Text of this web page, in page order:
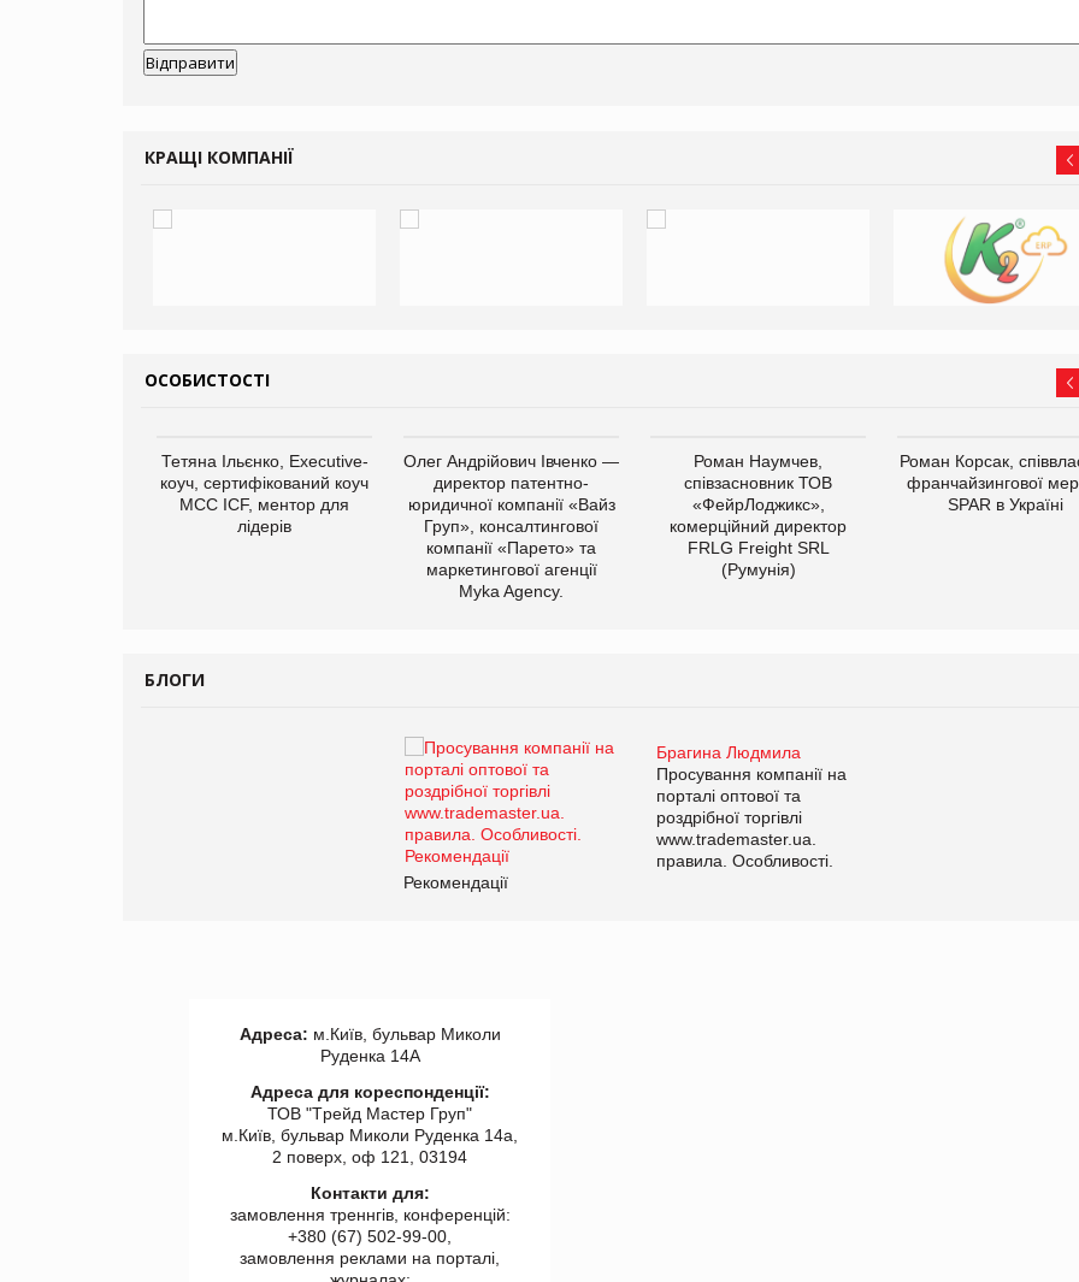
КРАЩІ КОМПАНІЇ
ОСОБИСТОСТІ
Тетяна Ільєнко, Executive-
коуч, сертифікований коуч
МСС ICF, ментор для
лідерів
Олег Андрійович Івченко —
директор патентно-
юридичної компанії «Вайз
Груп», консалтингової
компанії «Парето» та
маркетингової агенції
Myka Agency.
Роман Наумчев,
співзасновник ТОВ
«ФейрЛоджикс»,
комерційний директор
FRLG Freight SRL
(Румунія)
Роман Корсак,
франчайзингової
SPAR в Україні
БЛОГИ
Брагина Людмила
Просування компанії на
порталі оптової та
роздрібної торгівлі
www.trademaster.ua.
правила. Особливості.
Рекомендації
Адреса: м.Київ, бульвар Миколи
Руденка 14А
Адреса для кореспонденції:
ТОВ "Tрейд Мастер Груп"
м.Київ, бульвар Миколи Руденка 14а,
2 поверх, оф 121, 03194
Контакти для:
замовлення треннгів, конференцій:
+380 (67) 502-99-00,
замовлення реклами на порталі,